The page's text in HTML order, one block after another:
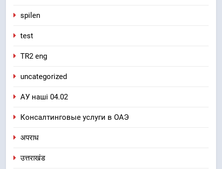
spilen
test
TR2 eng
uncategorized
АУ наші 04.02
Консалтинговые услуги в ОАЭ
अपराध
उत्तराखंड